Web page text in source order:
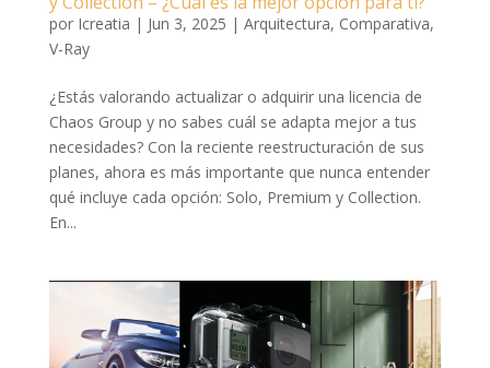
por Icreatia | Jun 3, 2025 | Arquitectura, Comparativa,
V-Ray
¿Estás valorando actualizar o adquirir una licencia de
Chaos Group y no sabes cuál se adapta mejor a tus
necesidades? Con la reciente reestructuración de sus
planes, ahora es más importante que nunca entender
qué incluye cada opción: Solo, Premium y Collection.
En...